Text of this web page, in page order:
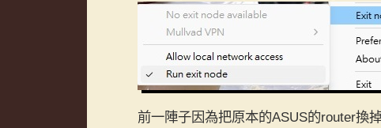
前一陣子因為把原本的ASUS的router換